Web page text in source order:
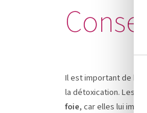
du
Il est important de
la détoxication. Les
foie, car elles lui